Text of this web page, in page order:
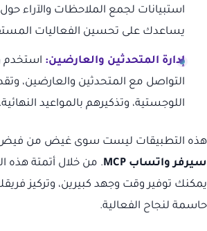
استبيانات لجمع الملاحظات والآراء حول
يساعدك على تحسين الفعاليات
إدارة المتحدثين والعارضين: استخدم
التواصل مع المتحدثين والعارضين،
اللوجستية، وتذكيرهم بالمواعيد النهائية.
هذه التطبيقات ليست سوى غيض من فيض
سيرفر واتساب MCP
. من خلال أتمتة هذه
يمكنك توفير وقت وجهد كبيرين، وتركيز
حاسمة لنجاح الفعالية.